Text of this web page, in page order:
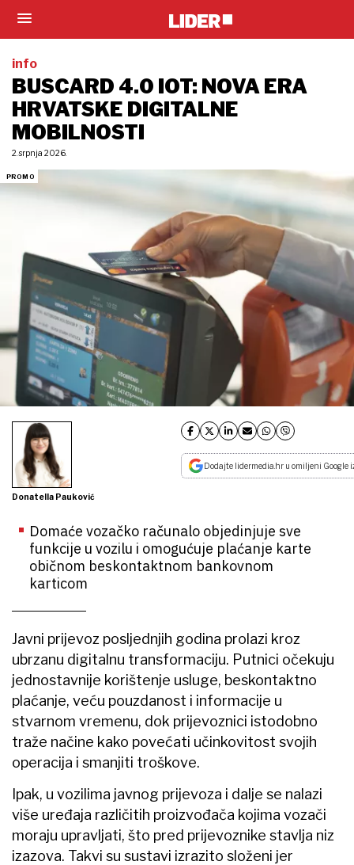
info
BUSCARD 4.0 IOT: NOVA ERA
HRVATSKE DIGITALNE
MOBILNOSTI
2. srpnja 2026.
Donatella Pauković
Dodajte lidermedia.hr u omiljeni Google
Domaće vozačko računalo objedinjuje sve
funkcije u vozilu i omogućuje plaćanje karte
običnom beskontaktnom bankovnom
karticom
Javni prijevoz posljednjih godina prolazi kroz
ubrzanu digitalnu transformaciju. Putnici očekuju
jednostavnije korištenje usluge, beskontaktno
plaćanje, veću pouzdanost i informacije u
stvarnom vremenu, dok prijevoznici istodobno
traže načine kako povećati učinkovitost svojih
operacija i smanjiti troškove.
Ipak, u vozilima javnog prijevoza i dalje se nalazi
više uređaja različitih proizvođača kojima vozači
moraju upravljati, što pred prijevoznike stavlja niz
izazova. Takvi su sustavi izrazito složeni jer